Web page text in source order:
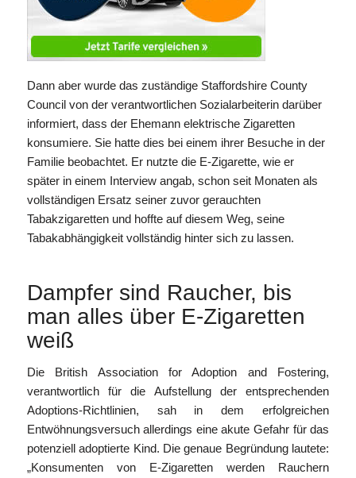
Dann aber wurde das zuständige Staffordshire County
Council von der verantwortlichen Sozialarbeiterin darüber
informiert, dass der Ehemann elektrische Zigaretten
konsumiere. Sie hatte dies bei einem ihrer Besuche in der
Familie beobachtet. Er nutzte die E-Zigarette, wie er
später in einem Interview angab, schon seit Monaten als
vollständigen Ersatz seiner zuvor gerauchten
Tabakzigaretten und hoffte auf diesem Weg, seine
Tabakabhängigkeit vollständig hinter sich zu lassen.
Dampfer sind Raucher, bis
man alles über E-Zigaretten
weiß
Die British Association for Adoption and Fostering,
verantwortlich für die Aufstellung der entsprechenden
Adoptions-Richtlinien, sah in dem erfolgreichen
Entwöhnungsversuch allerdings eine akute Gefahr für das
potenziell adoptierte Kind. Die genaue Begründung lautete:
„Konsumenten von E-Zigaretten werden Rauchern